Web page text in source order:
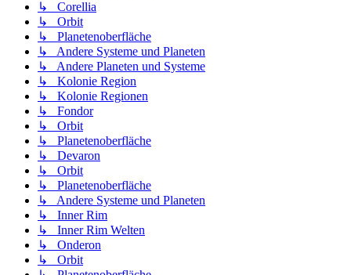
↳ Corellia
↳ Orbit
↳ Planetenoberfläche
↳ Andere Systeme und Planeten
↳ Andere Planeten und Systeme
↳ Kolonie Region
↳ Kolonie Regionen
↳ Fondor
↳ Orbit
↳ Planetenoberfläche
↳ Devaron
↳ Orbit
↳ Planetenoberfläche
↳ Andere Systeme und Planeten
↳ Inner Rim
↳ Inner Rim Welten
↳ Onderon
↳ Orbit